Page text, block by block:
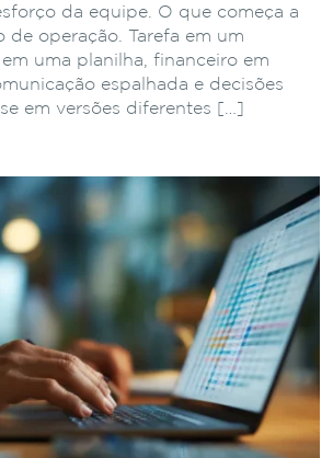
da equipe. O que começa a
de operação. Tarefa em um
uma planilha, financeiro em
espalhada e decisões
em versões diferentes […]